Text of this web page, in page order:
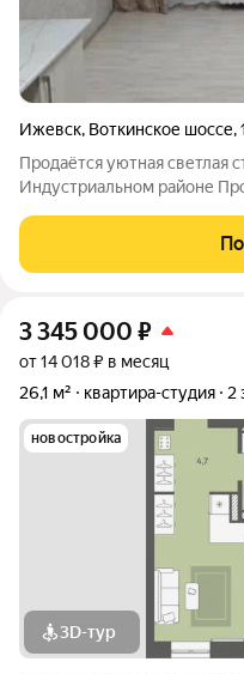
Ижевск, Воткинское шоссе,
Продаётся уютная светлая
Индустриальном районе
Свежий косметический
качественных материалов
3 345 000 ₽
от 14 018 ₽ в месяц
26,1 м²
квартира-студия 2
новостройка
3D-тур